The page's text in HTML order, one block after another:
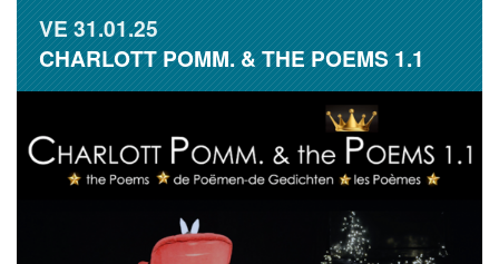
VE31.01.25
CHARLOTT POMM. & THE POEMS 1.1